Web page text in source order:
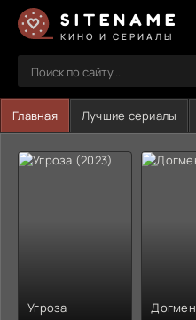
SITENAME
КИНО И СЕРИАЛЫ
Главная Лучшие сериалы
Угроза Догмен